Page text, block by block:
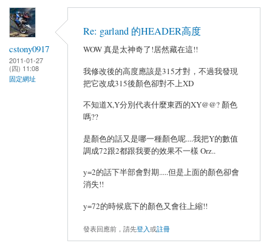
cstony0917
2011-01-27
(四) 11:08
固定網址
Re: garland 的HEADER高度
WOW 真是太神奇了!居然藏在這!!
我修改後的高度應該是315才對，不過我發現
把它改成315後顏色卻對不上XD
不知道X,Y分別代表什麼東西的XY@@? 顏色
嗎??
是顏色的話又是哪一種顏色呢....我把Y的數值
調成72跟2都跟我要的效果不一樣 Orz..
y=2的話下半部會對期.....但是上面的顏色卻會
消失!!
y=72的時候底下的顏色又會往上縮!!
發表回應前，請先登入或註冊